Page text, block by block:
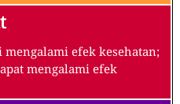
efek kesehatan;
mengalami efek